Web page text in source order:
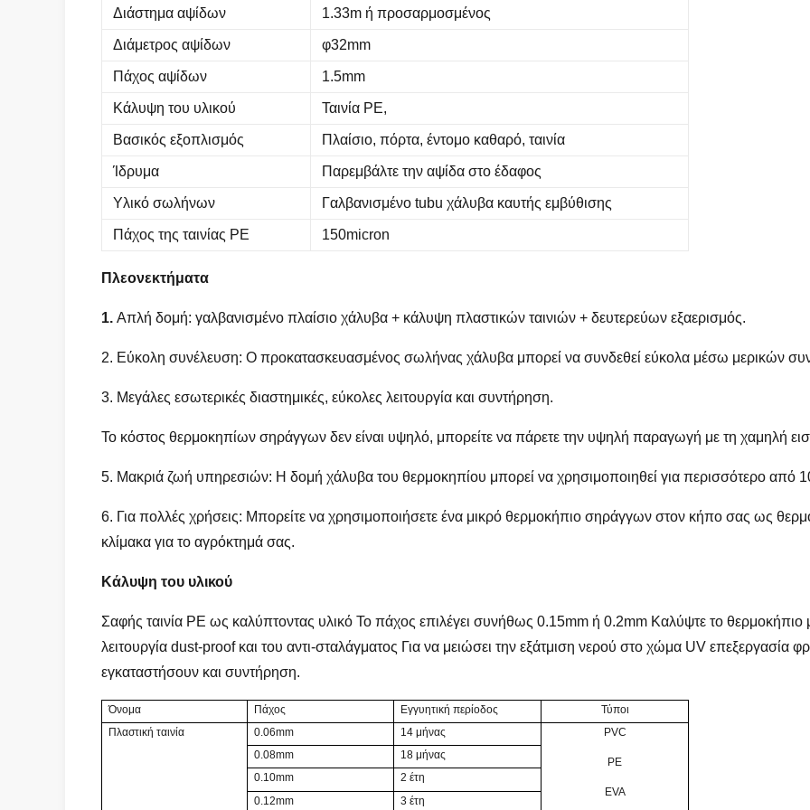
Διάστημα αψίδων 1.33m ή προσαρμοσμένος
Διάμετρος αψίδων φ32mm
Πάχος αψίδων 1.5mm
Κάλυψη του υλικού Ταινία PE,
Βασικός εξοπλισμός Πλαίσιο, πόρτα, έντομο καθαρό, ταινία
Ίδρυμα Παρεμβάλτε την αψίδα στο έδαφος
Υλικό σωλήνων Γαλβανισμένο tubu χάλυβα καυτής εμβύθισης
Πάχος της ταινίας PE 150micron
Πλεονεκτήματα
1. Απλή δομή: γαλβανισμένο πλαίσιο χάλυβα + κάλυψη πλαστικών ταινιών + δευτερεύων εξαερισμός.
2. Εύκολη συνέλευση: Ο προκατασκευασμένος σωλήνας χάλυβα μπορεί να συνδεθεί εύκολα μέσω μερικών
3. Μεγάλες εσωτερικές διαστημικές, εύκολες λειτουργία και συντήρηση.
Το κόστος θερμοκηπίων σηράγγων δεν είναι υψηλό, μπορείτε να πάρετε την υψηλή παραγωγή με τη χαμηλή
5. Μακριά ζωή υπηρεσιών: Η δομή χάλυβα του θερμοκηπίου μπορεί να χρησιμοποιηθεί για περισσότερο από
6. Για πολλές χρήσεις: Μπορείτε να χρησιμοποιήσετε ένα μικρό θερμοκήπιο σηράγγων στον κήπο σας ως
κλίμακα για το αγρόκτημά σας.
Κάλυψη του υλικού
Σαφής ταινία PE ως καλύπτοντας υλικό Το πάχος επιλέγει συνήθως 0.15mm ή 0.2mm Καλύψτε το θερμοκήπιο
λειτουργία dust-proof και του αντι-σταλάγματος Για να μειώσει την εξάτμιση νερού στο χώμα UV επεξεργασία
εγκαταστήσουν και συντήρηση.
Όνομα Πάχος Εγγυητική περίοδος
Τύποι
Πλαστική ταινία
0.06mm 14 μήνας PVC
PE
EVA
0.08mm
18 μήνας
0.10mm
2 έτη
0.12mm
3 έτη